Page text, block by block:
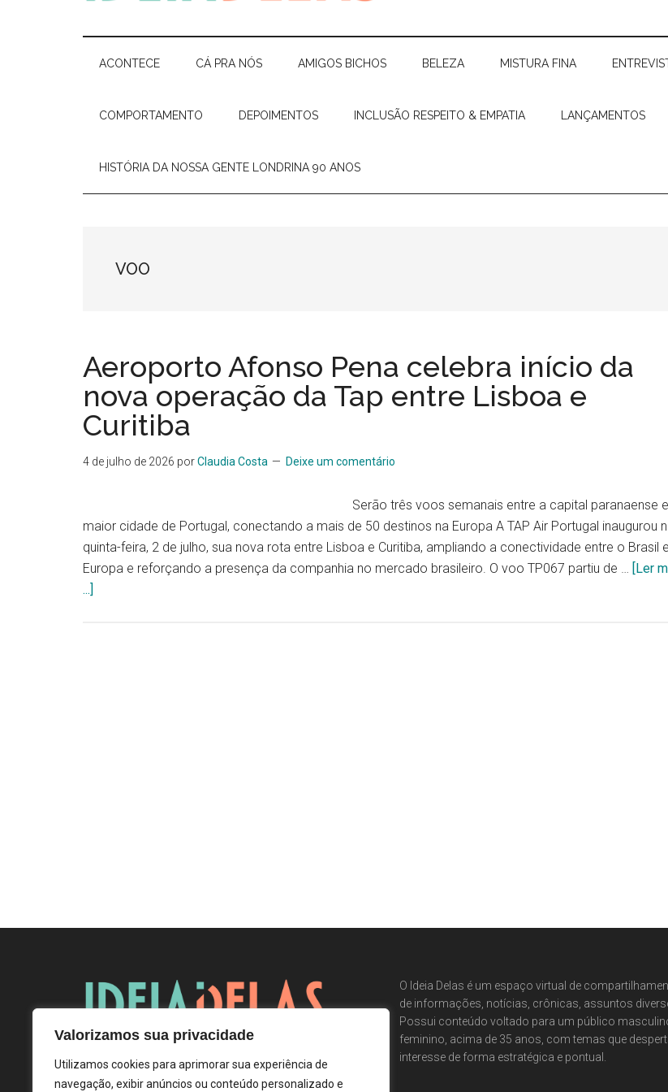
Valorizamos sua privacidade
Utilizamos cookies para aprimorar sua experiência de
navegação, exibir anúncios ou conteúdo personalizado e
Ideia
Delas
ACONTECE CÁ PRA NÓS AMIGOS BICHOS BELEZA MISTURA FINA
COMPORTAMENTO DEPOIMENTOS INCLUSÃO RESPEITO & EMPATIA LANÇAMENTOS
HISTÓRIA DA NOSSA GENTE LONDRINA 90 ANOS
VOO
Aeroporto Afonso Pena celebra início da
nova operação da Tap entre Lisboa e
Curitiba
4 de julho de 2026 porClaudia Costa Deixe um comentário
Serão três voos semanais entre a capital paranaense
maior cidade de Portugal, conectando a mais de 50 destinos na Europa A TAP Air Portugal inaugurou
quinta-feira, 2 de julho, sua nova rota entre Lisboa e Curitiba, ampliando a conectividade entre o Brasil
Europa e reforçando a presença da companhia no mercado brasileiro. O voo TP067 partiu de …
[Ler
...]
O Ideia Delas é um espaço virtual de
de informações, notícias, crônicas, assuntos
Possui conteúdo voltado para um público
feminino, acima de 35 anos, com temas que
interesse de forma estratégica e pontual.